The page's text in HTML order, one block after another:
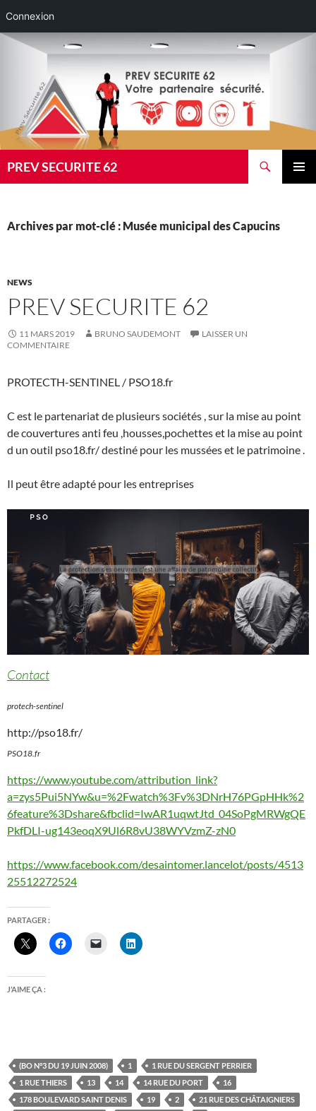
Connexion
Aller
PREV SECURITE 62
Archives par mot-clé : Musée municipal des Capucins
NEWS
PREV SECURITE 62
11 MARS 2019 BRUNO SAUDEMONT
LAISSER UN
COMMENTAIRE
PROTECTH-SENTINEL / PSO18.fr
C est le partenariat de plusieurs sociétés , sur la mise au point
de couvertures anti feu ,housses,pochettes et la mise au point
d un outil pso18.fr/ destiné pour les mussées et le patrimoine .
Il peut être adapté pour les entreprises
Contact
protech-sentinel
http://pso18.fr/
PSO18.fr
https://www.youtube.com/attribution_link?
a=zys5Pui5NYw&u=%2Fwatch%3Fv%3DNrH76PGpHHk%2
6feature%3Dshare&fbclid=IwAR1uqwtJtd_04SoPgMRWgQE
PkfDLI-ug143eoqX9Ul6R8vU38WYVzmZ-zN0
https://www.facebook.com/desaintomer.lancelot/posts/4513
25512272524
PARTAGER :
J’AIME ÇA :
(BO N°3 DU 19 JUIN 2008) 1
1 RUE DU SERGENT PERRIER
1 RUE THIERS
13 14 14 RUE DU PORT
16
178 BOULEVARD SAINT DENIS
19 2
21 RUE DES CHÂTAIGNIERS